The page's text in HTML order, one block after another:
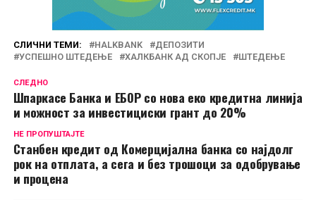
СЛИЧНИ ТЕМИ: HALKBANK
ДЕПОЗИТИ
УСПЕШНО ШТЕДЕЊЕ
ХАЛКБАНК АД СКОПЈЕ ШТЕДЕЊЕ
СЛЕДНО
Шпаркасе Банка и ЕБОР со нова еко кредитна линија
и можност за инвестициски грант до 20%
НЕ ПРОПУШТАЈТЕ
Станбен кредит од Комерцијална банка со најдолг
рок на отплата, а сега и без трошоци за одобрување
и процена